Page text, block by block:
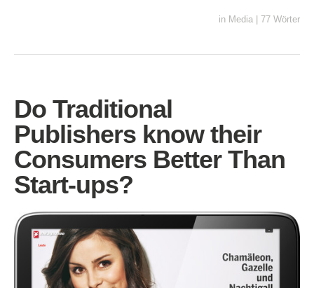
in Media 77 Wörter
Do Traditional
Publishers know their
Consumers Better Than
Start-ups?